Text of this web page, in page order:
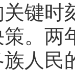
键时
策。两
人民